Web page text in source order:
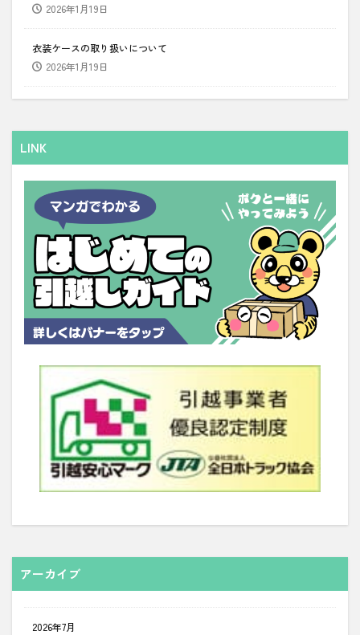
2026年1月19日
衣装ケースの取り扱いについて
2026年1月19日
LINK
アーカイブ
2026年7月